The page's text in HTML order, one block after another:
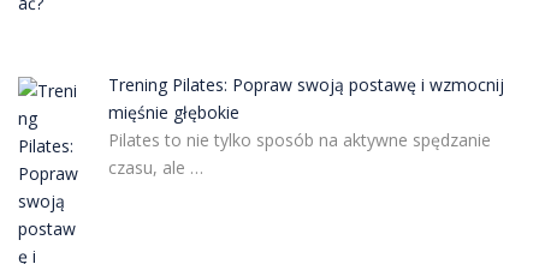
Trening Pilates: Popraw swoją postawę i wzmocnij
mięśnie głębokie
Pilates to nie tylko sposób na aktywne spędzanie
czasu, ale …